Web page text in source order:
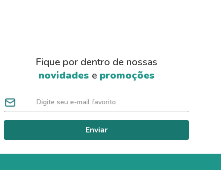
Fique por dentro de nossas
novidades e promoções
Enviar